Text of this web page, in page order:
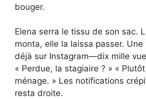
bouger.
Elena serra le tissu de son sac.
monta, elle la laissa passer.
déjà sur Instagram—dix mille
« Perdue, la stagiaire ? » « Plutôt
ménage. » Les notifications
resta droite.